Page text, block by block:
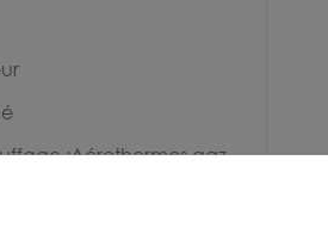
:Aérothermes gaz